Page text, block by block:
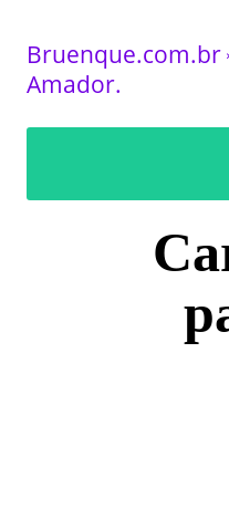
Bruenque.com.br
Amador.